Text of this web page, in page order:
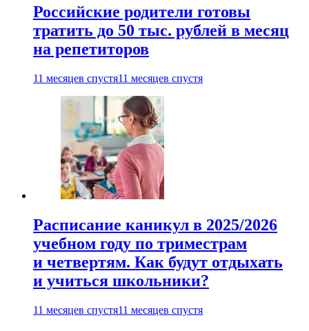
Российские родители готовы
тратить до 50 тыс. рублей в месяц
на репетиторов
11 месяцев спустя11 месяцев спустя
Расписание каникул в 2025/2026
учебном году по триместрам
и четвертям. Как будут отдыхать
и учиться школьники?
11 месяцев спустя11 месяцев спустя